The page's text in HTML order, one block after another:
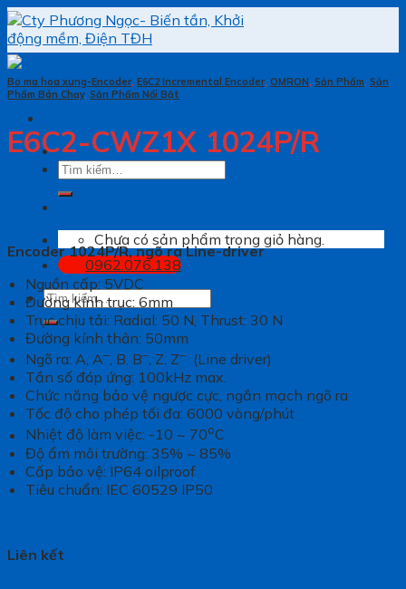
Skip
to
content
Tìm
Chưa có sản phẩm trong giỏ hàng.
0962.076.138
Tìm
kiếm:
Bo ma hoa xung-Encoder, E6C2 Incremental Encoder, OMRON, Sản Phẩm, Sản
Phẩm Bán Chạy, Sản Phẩm Nổi Bật
E6C2-CWZ1X 1024P/R
Encoder 1024P/R, ngõ ra Line-driver
Nguồn cấp: 5VDC
Đường kính trục: 6mm
Trục chịu tải: Radial: 50 N, Thrust: 30 N
Đường kính thân: 50mm
Ngõ ra: A, A–, B, B–, Z, Z–(Line driver)
Tần số đáp ứng: 100kHz max.
Chức năng bảo vệ ngược cực, ngắn mạch ngõ ra
Tốc độ cho phép tối đa: 6000 vòng/phút
Nhiệt độ làm việc: -10 ~ 70oC
Độ ẩm môi trường: 35% ~ 85%
Cấp bảo vệ: IP64 oilproof
Tiêu chuẩn: IEC 60529 IP50
Liên kết